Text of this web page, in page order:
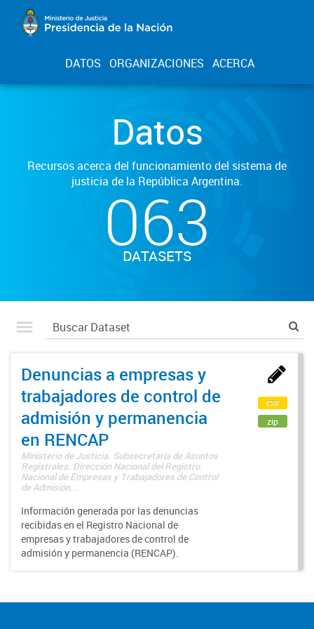
DATOS ORGANIZACIONES ACERCA
Datos
Recursos acerca del funcionamiento del sistema de
justicia de la República Argentina.
063
DATASETS
Denuncias a empresas y
trabajadores de control de
admisión y permanencia
en RENCAP
Ministerio de Justicia. Subsecretaría de Asuntos
Registrales. Dirección Nacional del Registro
Nacional de Empresas y Trabajadores de Control
de Admisión...
Información generada por las denuncias
recibidas en el Registro Nacional de
empresas y trabajadores de control de
admisión y permanencia (RENCAP).
csv
zip